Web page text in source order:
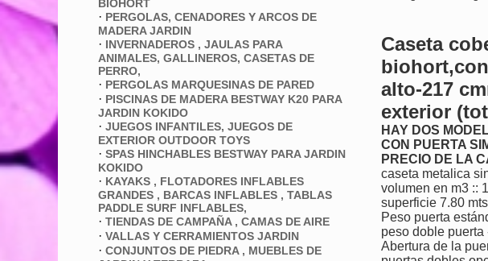
BIOHORT
· PERGOLAS, CENADORES Y ARCOS DE
MADERA JARDIN
· INVERNADEROS , JAULAS PARA
ANIMALES, GALLINEROS, CASETAS DE
PERRO,
· PERGOLAS MARQUESINAS DE PARED
· PISCINAS DE MADERA BESTWAY K20 PARA
JARDIN KOKIDO
· JUEGOS INFANTILES, JUEGOS DE
EXTERIOR OUTDOOR TOYS
· SPAS HINCHABLES BESTWAY PARA JARDIN
KOKIDO
· KAYAKS , FLOTADORES INFLABLES
GRANDES , BARCAS INFLABLES , TABLAS
PADDLE SURF INFLABLES,
· TIENDAS DE CAMPAÑA , CAMAS DE AIRE
· VALLAS Y CERRAMIENTOS JARDIN
· CONJUNTOS DE PIEDRA , MUEBLES DE
Caseta
alto-217
exterior
HAY DOS
CON PUERTA
PRECIO DE LA
caseta metalica
volumen en m3 ::
superficie 7.80
Peso puerta
peso doble
Abertura de la